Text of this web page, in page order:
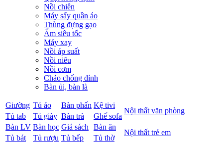
Nồi chiên
Máy sấy quần áo
Thùng đựng gạo
Ấm siêu tốc
Máy xay
Nồi áp suất
Nồi niêu
Nồi cơm
Chảo chống dính
Bàn ủi, bàn là
Giường Tủ áo Bàn phấn Kệ tivi
Nội thất văn phòng
Tủ tab Tủ giày Bàn trà
Ghế sofa
Bàn LV Bàn học Giá sách Bàn ăn
Nội thất trẻ em
Tủ bát Tủ rượu Tủ bếp
Tủ thờ